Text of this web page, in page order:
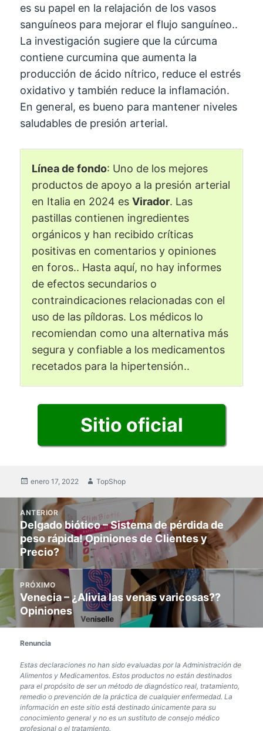
es su papel en la relajación de los vasos
sanguíneos para mejorar el flujo sanguíneo..
La investigación sugiere que la cúrcuma
contiene curcumina que aumenta la
producción de ácido nítrico, reduce el estrés
oxidativo y también reduce la inflamación.
En general, es bueno para mantener niveles
saludables de presión arterial.
Línea de fondo: Uno de los mejores
productos de apoyo a la presión arterial
en Italia en 2024 esVirador. Las
pastillas contienen ingredientes
orgánicos y han recibido críticas
positivas en comentarios y opiniones
en foros.. Hasta aquí, no hay informes
de efectos secundarios o
contraindicaciones relacionadas con el
uso de las píldoras. Los médicos lo
recomiendan como una alternativa más
segura y confiable a los medicamentos
recetados para la hipertensión..
Sitio oficial
Publicado
enero 17, 2022 Autor
TopShop
Mensaje
navegación
ANTERIOR
Publicación
anterior:
Delgado biótico – Sistema de pérdida de
peso rápida! Opiniones de Clientes y
Precio?
PRÓXIMO
Siguiente
post:
Venecia – ¿Alivia las venas varicosas??
Opiniones
Renuncia
Estas declaraciones no han sido evaluadas por la Administración de
Alimentos y Medicamentos. Estos productos no están destinados
para el propósito de ser un método de diagnóstico real, tratamiento,
remedio o prevención de la práctica de cualquier enfermedad. La
información en este sitio está destinado únicamente para su
conocimiento general y no es un sustituto de consejo médico
profesional o el tratamiento.